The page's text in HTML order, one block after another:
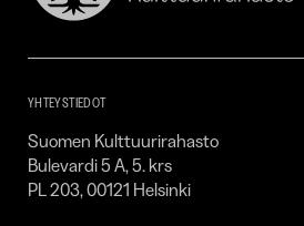
Kulttuurirahasto
YHTEYSTIEDOT
Suomen Kulttuurirahasto
Bulevardi 5 A, 5. krs
PL 203, 00121 Helsinki